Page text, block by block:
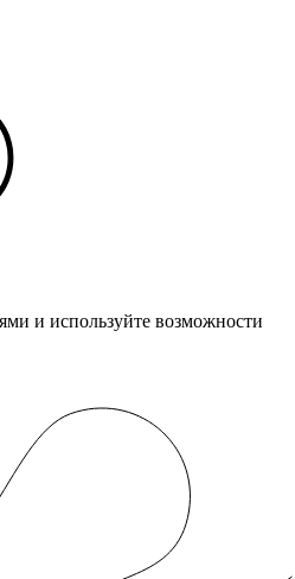
и используйте возможности